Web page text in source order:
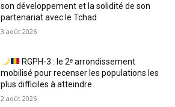
son développement et la solidité de son
partenariat avec le Tchad
3 août 2026
RGPH-3 : le 2ᵉ arrondissement
mobilisé pour recenser les populations les
plus difficiles à atteindre
2 août 2026